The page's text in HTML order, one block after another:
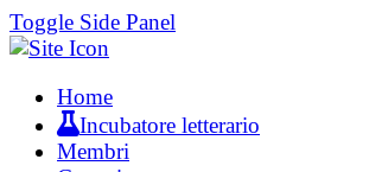
Toggle Side Panel
Home
Incubatore letterario
Membri